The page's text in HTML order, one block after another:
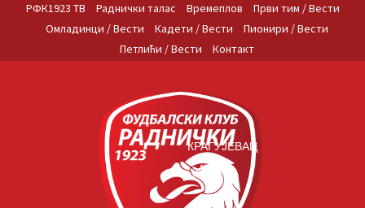
РФК1923 ТВ Раднички талас Времеплов
Први тим / Вести
Омладинци / Вести
Кадети / Вести
Пионири / Вести
Петлићи / Вести
Контакт
КРАГУЈЕВАЦ